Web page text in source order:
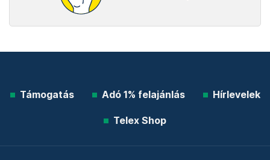
Támogatás Adó 1% felajánlás Hírlevelek
Telex Shop